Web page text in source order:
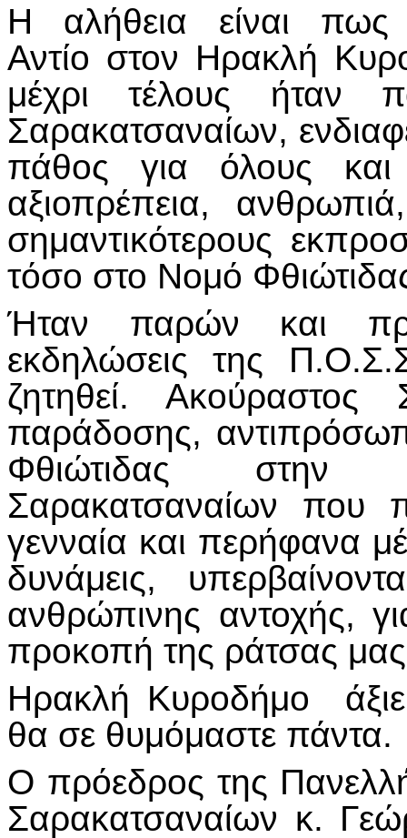
Η αλήθεια είναι
Αντίο στον Ηρακλή
μέχρι τέλους ήταν
Σαρακατσαναίων,
πάθος για όλους
αξιοπρέπεια,
σημαντικότερους
τόσο στο Νομό
Ήταν παρών και
εκδηλώσεις της
ζητηθεί. Ακούραστος
παράδοσης,
Φθιώτιδας στην
Σαρακατσαναίων που
γενναία και περήφανα
δυνάμεις,
ανθρώπινης αντοχής,
προκοπή της ράτσας
Ηρακλή Κυροδήμο
θα σε θυμόμαστε πάντα.
Ο πρόεδρος της
Σαρακατσαναίων κ.